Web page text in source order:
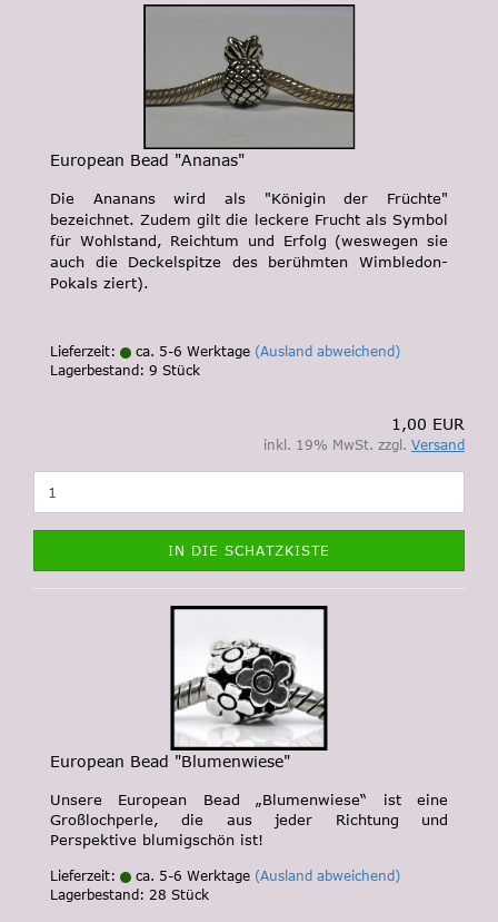
European Bead "Ananas"
Die Ananans wird als "Königin der Früchte"
bezeichnet. Zudem gilt die leckere Frucht als Symbol
für Wohlstand, Reichtum und Erfolg (weswegen sie
auch die Deckelspitze des berühmten Wimbledon-
Pokals ziert).
Lieferzeit: ca. 5-6 Werktage (Ausland abweichend)
Lagerbestand: 9 Stück
1,00 EUR
inkl. 19% MwSt. zzgl. Versand
IN DIE SCHATZKISTE
European Bead "Blumenwiese"
Unsere European Bead „Blumenwiese“ ist eine
Großlochperle, die aus jeder Richtung und
Perspektive blumigschön ist!
Lieferzeit: ca. 5-6 Werktage (Ausland abweichend)
Lagerbestand: 28 Stück